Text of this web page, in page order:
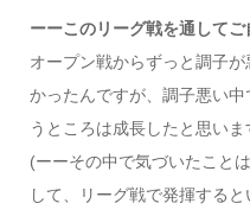
ーーこのリーグ戦を通して
オープン戦からずっと調子
かったんですが、調子悪い
うところは成長したと思いま
(ーーその中で気づいたこと
して、リーグ戦で発揮する